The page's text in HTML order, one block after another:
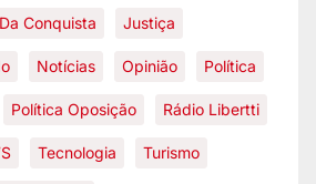
Conquista Justiça
Notícias Opinião Política
Política Oposição Rádio Libertti
Tecnologia Turismo